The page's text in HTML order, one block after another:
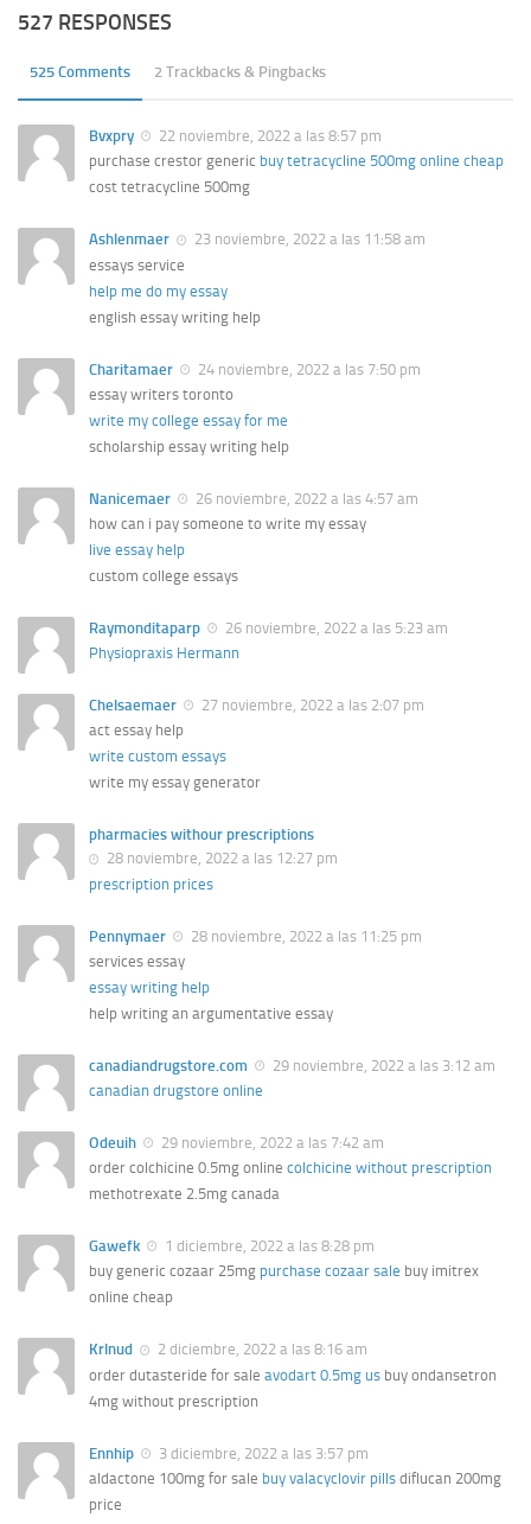
527 RESPONSES
525 Comments 2 Trackbacks & Pingbacks
Bvxpry
22 noviembre, 2022 a las 8:57 pm
purchase crestor generic buy tetracycline 500mg online cheap
cost tetracycline 500mg
Ashlenmaer
23 noviembre, 2022 a las 11:58 am
essays service
help me do my essay
english essay writing help
Charitamaer
24 noviembre, 2022 a las 7:50 pm
essay writers toronto
write my college essay for me
scholarship essay writing help
Nanicemaer
26 noviembre, 2022 a las 4:57 am
how can i pay someone to write my essay
live essay help
custom college essays
Raymonditaparp
26 noviembre, 2022 a las 5:23 am
Physiopraxis Hermann
Chelsaemaer
27 noviembre, 2022 a las 2:07 pm
act essay help
write custom essays
write my essay generator
pharmacies withour prescriptions
28 noviembre, 2022 a las 12:27 pm
prescription prices
Pennymaer
28 noviembre, 2022 a las 11:25 pm
services essay
essay writing help
help writing an argumentative essay
canadiandrugstore.com
29 noviembre, 2022 a las 3:12 am
canadian drugstore online
Odeuih
29 noviembre, 2022 a las 7:42 am
order colchicine 0.5mg online colchicine without prescription
methotrexate 2.5mg canada
Gawefk
1 diciembre, 2022 a las 8:28 pm
buy generic cozaar 25mg purchase cozaar sale buy imitrex
online cheap
Krlnud
2 diciembre, 2022 a las 8:16 am
order dutasteride for sale avodart 0.5mg us buy ondansetron
4mg without prescription
Ennhip
3 diciembre, 2022 a las 3:57 pm
aldactone 100mg for sale buy valacyclovir pills diflucan 200mg
price